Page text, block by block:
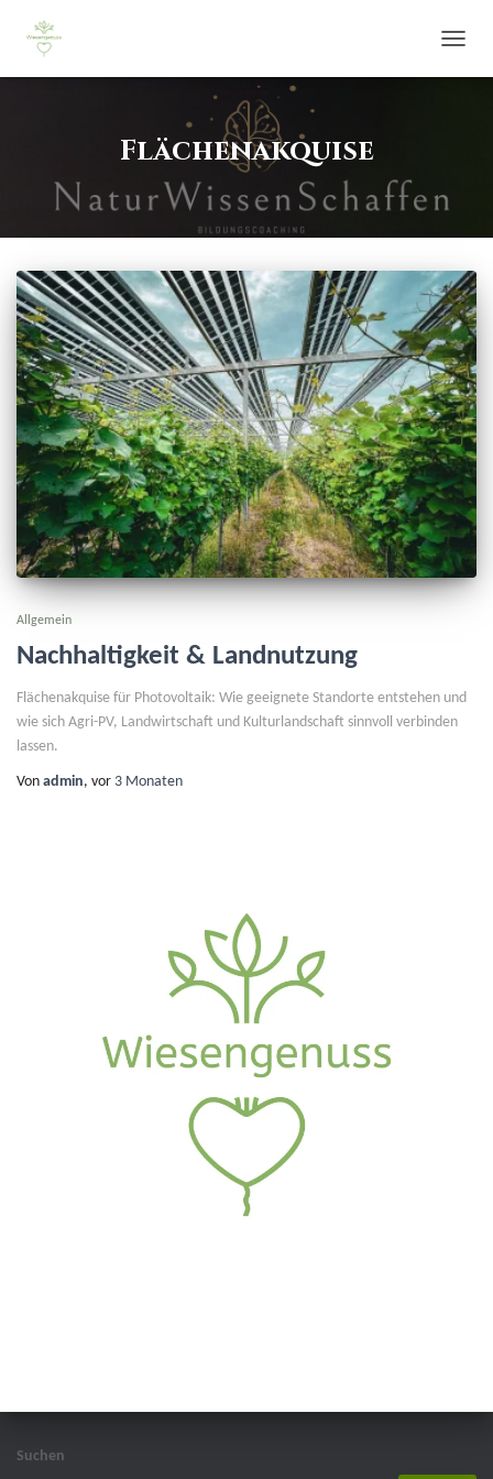
Flächenakquise
Allgemein
Nachhaltigkeit & Landnutzung
Flächenakquise für Photovoltaik: Wie geeignete Standorte entstehen und
wie sich Agri-PV, Landwirtschaft und Kulturlandschaft sinnvoll verbinden
lassen.
Von admin, vor 3 Monaten
Suchen